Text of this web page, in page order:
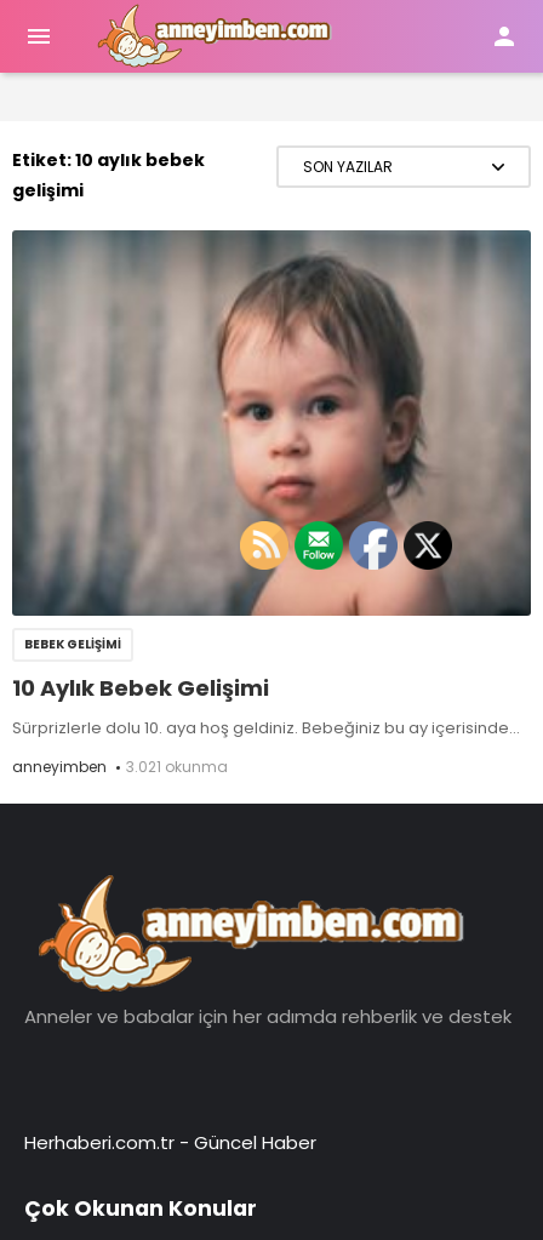
 
Etiket:10 aylık bebek
gelişimi
BEBEK GELIŞIMI
10 Aylık Bebek Gelişimi
Sürprizlerle dolu 10. aya hoş geldiniz. Bebeğiniz bu ay içerisinde...
anneyimben 3.021 okunma
Anneler ve babalar için her adımda rehberlik ve destek
Herhaberi.com.tr - Güncel Haber
Çok Okunan Konular